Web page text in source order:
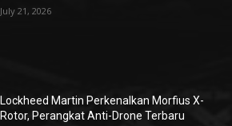
July 21, 2026
Lockheed Martin Perkenalkan Morfius X-
Rotor, Perangkat Anti-Drone Terbaru